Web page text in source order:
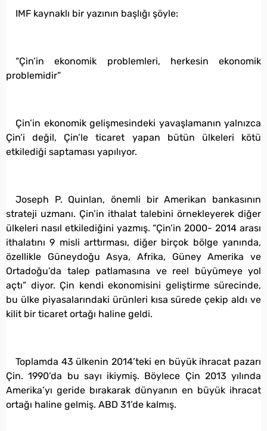
IMF kaynaklı bir yazının başlığı şöyle:
“Çin’in ekonomik problemleri, herkesin ekonomik
problemidir”
Çin’in ekonomik gelişmesindeki yavaşlamanın yalnızca
Çin’i değil, Çin’le ticaret yapan bütün ülkeleri kötü
etkilediği saptaması yapılıyor.
Joseph P. Quinlan, önemli bir Amerikan bankasının
strateji uzmanı. Çin’in ithalat talebini örnekleyerek diğer
ülkeleri nasıl etkilediğini yazmış. “Çin’in 2000- 2014 arası
ithalatını 9 misli arttırması, diğer birçok bölge yanında,
özellikle Güneydoğu Asya, Afrika, Güney Amerika ve
Ortadoğu’da talep patlamasına ve reel büyümeye yol
açtı” diyor. Çin kendi ekonomisini geliştirme sürecinde,
bu ülke piyasalarındaki ürünleri kısa sürede çekip aldı ve
kilit bir ticaret ortağı haline geldi.
Toplamda 43 ülkenin 2014’teki en büyük ihracat pazarı
Çin. 1990’da bu sayı ikiymiş. Böylece Çin 2013 yılında
Amerika’yı geride bırakarak dünyanın en büyük ihracat
ortağı haline gelmiş. ABD 31’de kalmış.